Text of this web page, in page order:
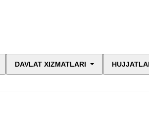
DAVLAT XIZMATLARI